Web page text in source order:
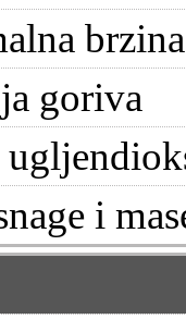
brzina
goriva
i